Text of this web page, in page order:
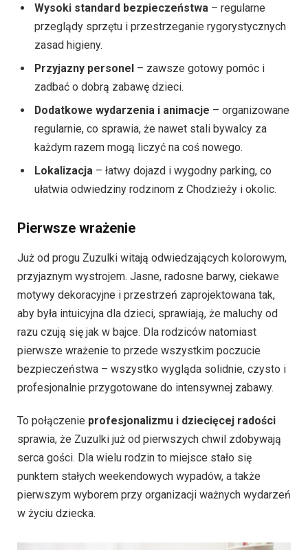
Wysoki standard bezpieczeństwa – regularne
przeglądy sprzętu i przestrzeganie rygorystycznych
zasad higieny.
Przyjazny personel – zawsze gotowy pomóc i
zadbać o dobrą zabawę dzieci.
Dodatkowe wydarzenia i animacje – organizowane
regularnie, co sprawia, że nawet stali bywalcy za
każdym razem mogą liczyć na coś nowego.
Lokalizacja – łatwy dojazd i wygodny parking, co
ułatwia odwiedziny rodzinom z Chodzieży i okolic.
Pierwsze wrażenie
Już od progu Zuzulki witają odwiedzających kolorowym,
przyjaznym wystrojem. Jasne, radosne barwy, ciekawe
motywy dekoracyjne i przestrzeń zaprojektowana tak,
aby była intuicyjna dla dzieci, sprawiają, że maluchy od
razu czują się jak w bajce. Dla rodziców natomiast
pierwsze wrażenie to przede wszystkim poczucie
bezpieczeństwa – wszystko wygląda solidnie, czysto i
profesjonalnie przygotowane do intensywnej zabawy.
To połączenie profesjonalizmu i dziecięcej radości
sprawia, że Zuzulki już od pierwszych chwil zdobywają
serca gości. Dla wielu rodzin to miejsce stało się
punktem stałych weekendowych wypadów, a także
pierwszym wyborem przy organizacji ważnych wydarzeń
w życiu dziecka.